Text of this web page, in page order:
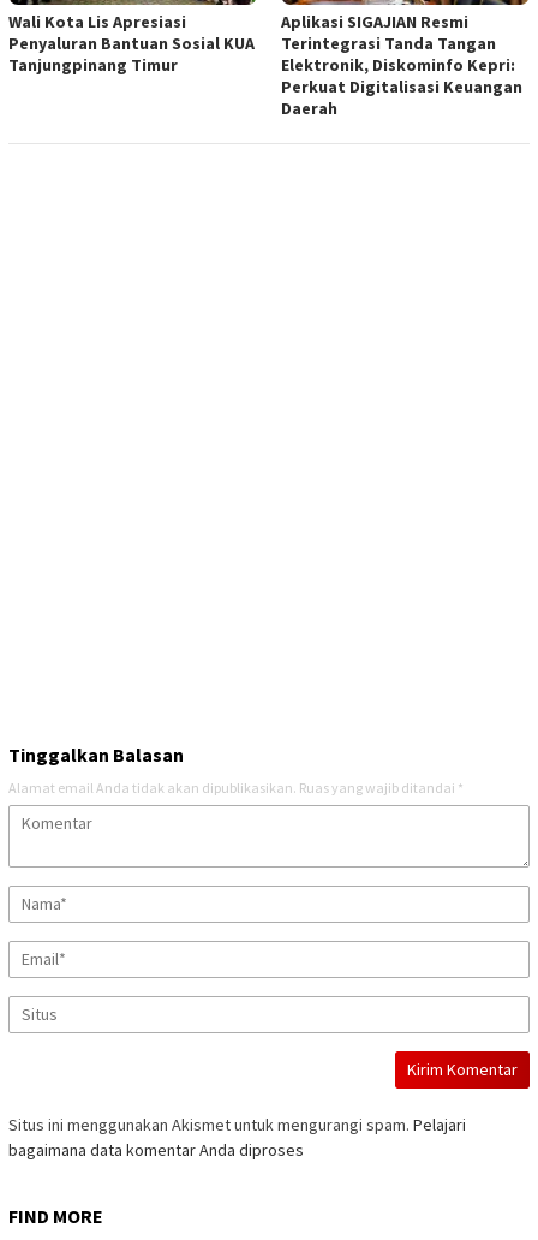
Wali Kota Lis Apresiasi
Penyaluran Bantuan Sosial KUA
Tanjungpinang Timur
Aplikasi SIGAJIAN Resmi
Terintegrasi Tanda Tangan
Elektronik, Diskominfo Kepri:
Perkuat Digitalisasi Keuangan
Daerah
Tinggalkan Balasan
Alamat email Anda tidak akan dipublikasikan. Ruas yang wajib ditandai *
Situs ini menggunakan Akismet untuk mengurangi spam. Pelajari
bagaimana data komentar Anda diproses
FIND MORE